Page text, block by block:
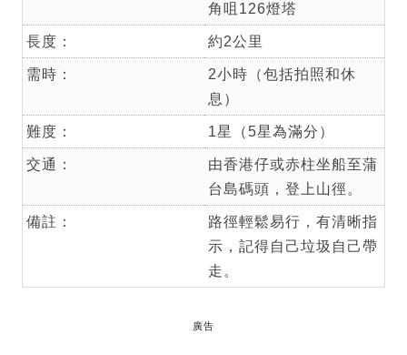
角咀126燈塔
長度： 約2公里
需時：
2小時（包括拍照和休
息）
難度： 1星（5星為滿分）
交通：
由香港仔或赤柱坐船至蒲
台島碼頭，登上山徑。
備註：
路徑輕鬆易行，有清晰指
示，記得自己垃圾自己帶
走。
廣告